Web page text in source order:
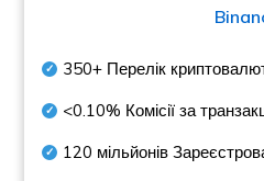
350+ Перелік
<0.10% Комісії за
120 мільйонів